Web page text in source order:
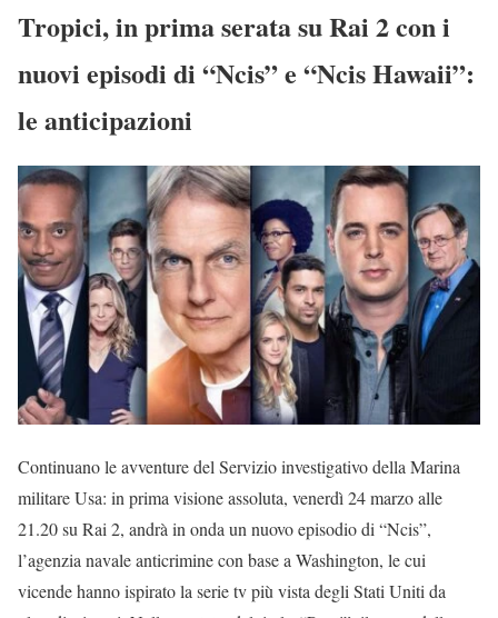
Tropici, in prima serata su Rai 2 con i
nuovi episodi di “Ncis” e “Ncis Hawaii”:
le anticipazioni
Continuano le avventure del Servizio investigativo della Marina
militare Usa: in prima visione assoluta, venerdì 24 marzo alle
21.20 su Rai 2, andrà in onda un nuovo episodio di “Ncis”,
l’agenzia navale anticrimine con base a Washington, le cui
vicende hanno ispirato la serie tv più vista degli Stati Uniti da